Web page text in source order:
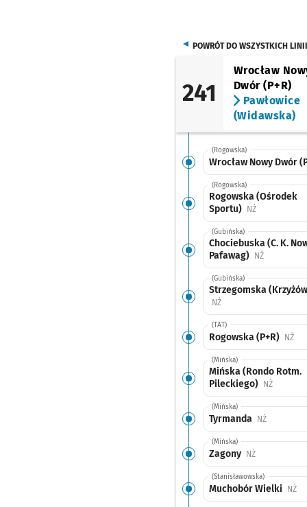
POWRÓT DO WSZYSTKICH LINII
241
Wrocław
Dwór (P+R)
Pawłowice
(Widawska)
(Rogowska)
Wrocław Nowy Dwór
(Rogowska)
Rogowska (Ośrodek
Sportu)
NŻPrzystanek
(Gubińska)
Chociebuska (C. K.
Pafawag)
NŻPrzystanek
(Gubińska)
Strzegomska
NŻPrzystanek na życzenie
(TAT)
Rogowska (P+R) NŻ
(Mińska)
Mińska (Rondo Rotm.
Pileckiego)
NŻ
(Mińska)
Tyrmanda NŻPrzystanek
(Mińska)
Zagony NŻPrzystanek
(Stanisławowska)
Muchobór Wielki NŻ